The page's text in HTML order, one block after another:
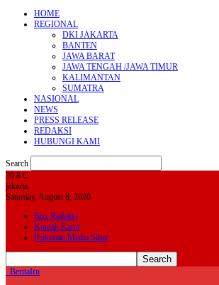
HOME
REGIONAL
DKI JAKARTA
BANTEN
JAWA BARAT
JAWA TENGAH /JAWA TIMUR
KALIMANTAN
SUMATRA
NASIONAL
NEWS
PRESS RELEASE
REDAKSI
HUBUNGI KAMI
Search
30.8 C
jakarta
Saturday, August 8, 2026
Box Redaksi
Kontak Kami
Pedoman Media Siber
BeritaIrn